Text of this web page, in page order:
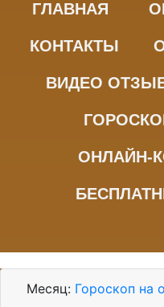
ГЛАВНАЯ
КОНТАКТЫ
ВИДЕО
ОНЛАЙН-
Месяц: Гороскоп на